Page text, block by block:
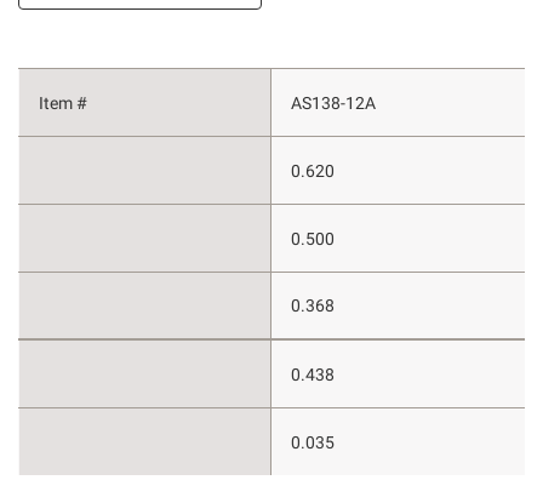
AS138-12A
0.620
0.500
0.368
0.438
0.035